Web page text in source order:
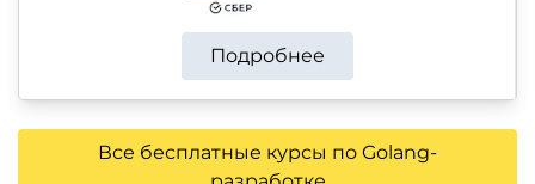
Подробнее
Все бесплатные курсы по Golang-